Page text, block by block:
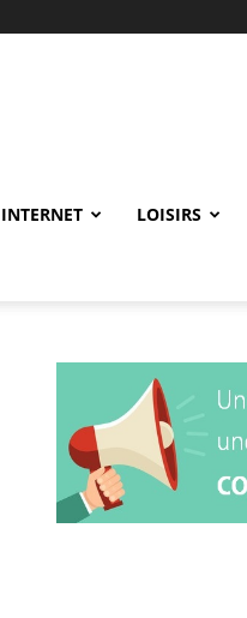
INTERNET LOISIRS